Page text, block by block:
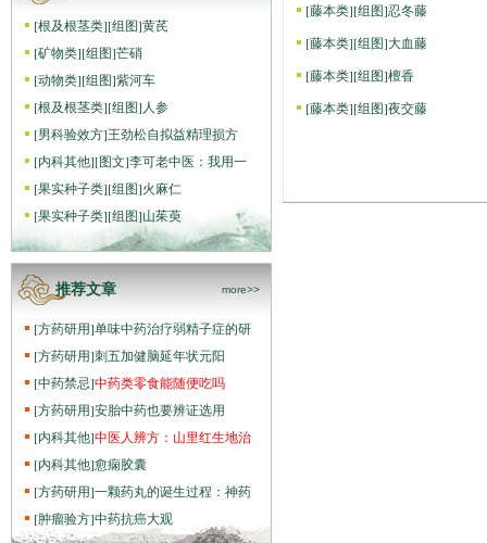
[根及根茎类][组图]黄芪
[矿物类][组图]芒硝
[动物类][组图]紫河车
[根及根茎类][组图] 人参
[男科验效方]王劲松自拟益精理损方
[内科其他][图文]李可老中医：我用一
[果实种子类][组图]火麻仁
[果实种子类][组图]山茱萸
推荐文章 more>>
[方药研用]单味中药治疗弱精子症的研
[方药研用]刺五加健脑延年状元阳
[中药禁忌]中药类零食能随便吃吗
[方药研用]安胎中药也要辨证选用
[内科其他]中医人辨方：山里红生地治
[内科其他]愈痫胶囊
[方药研用]一颗药丸的诞生过程：神药
[肿瘤验方]中药抗癌大观
[藤本类][组图]忍冬藤
[藤本类][组图]大血藤
[藤本类][组图]檀香
[藤本类][组图]夜交藤